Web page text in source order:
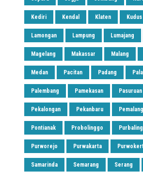
Kediri Kendal Klaten Kudus
Lamongan Lampung Lumajang
Magelang Makassar Malang
Medan Pacitan Padang
Palembang Pamekasan Pasuruan
Pekalongan Pekanbaru Pemalang
Pontianak Probolinggo
Purworejo Purwakarta
Samarinda Semarang Serang